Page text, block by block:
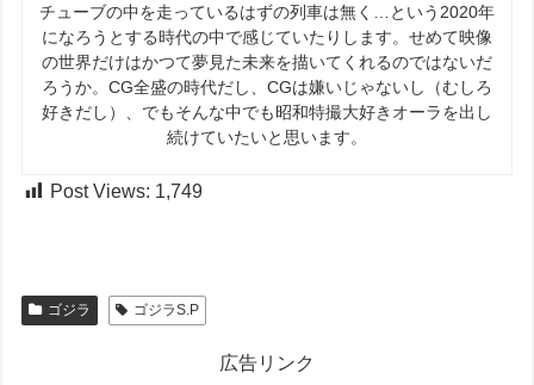
チューブの中を走っているはずの列車は無く…という2020年
になろうとする時代の中で感じていたりします。せめて映像
の世界だけはかつて夢見た未来を描いてくれるのではないだ
ろうか。CG全盛の時代だし、CGは嫌いじゃないし（むしろ
好きだし）、でもそんな中でも昭和特撮大好きオーラを出し
続けていたいと思います。
Post Views: 1,749
ゴジラ ゴジラS.P
広告リンク